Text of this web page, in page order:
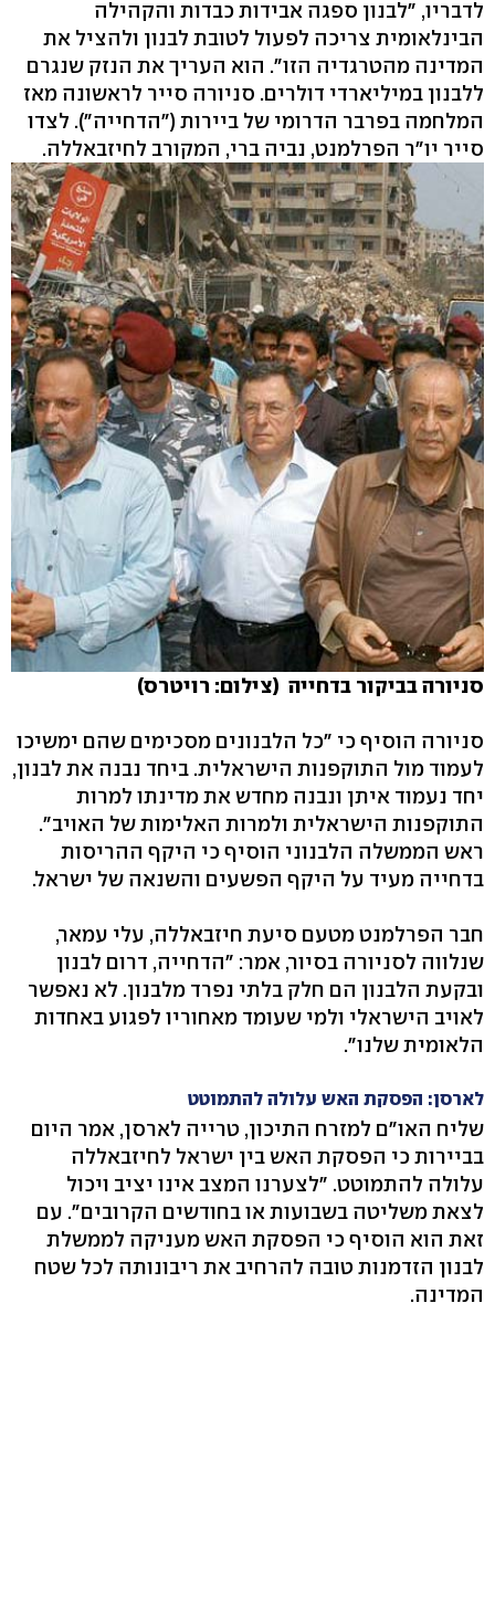
לדבריו, "לבנון ספגה אבידות כבדות והקהילה
הבינלאומית צריכה לפעול לטובת לבנון ולהציל את
המדינה מהטרגדיה הזו". הוא העריך את הנזק שנגרם
ללבנון במיליארדי דולרים. סניורה סייר לראשונה מאז
המלחמה בפרבר הדרומי של ביירות ("הדחייה"). לצדו
סייר יו"ר הפרלמנט, נביה ברי, המקורב לחיזבאללה.
סניורה בביקור בדחייה (צילום: רויטרס)
סניורה הוסיף כי "כל הלבנונים מסכימים שהם ימשיכו
לעמוד מול התוקפנות הישראלית. ביחד נבנה את לבנון,
יחד נעמוד איתן ונבנה מחדש את מדינתו למרות
התוקפנות הישראלית ולמרות האלימות של האויב".
ראש הממשלה הלבנוני הוסיף כי היקף ההריסות
בדחייה מעיד על היקף הפשעים והשנאה של ישראל.
חבר הפרלמנט מטעם סיעת חיזבאללה, עלי עמאר,
שנלווה לסניורה בסיור, אמר: "הדחייה, דרום לבנון
ובקעת הלבנון הם חלק בלתי נפרד מלבנון. לא נאפשר
לאויב הישראלי ולמי שעומד מאחוריו לפגוע באחדות
הלאומית שלנו".
לארסן: הפסקת האש עלולה להתמוטט
שליח האו"ם למזרח התיכון, טרייה לארסן, אמר היום
בביירות כי הפסקת האש בין ישראל לחיזבאללה
עלולה להתמוטט. "לצערנו המצב אינו יציב ויכול
לצאת משליטה בשבועות או בחודשים הקרובים". עם
זאת הוא הוסיף כי הפסקת האש מעניקה לממשלת
לבנון הזדמנות טובה להרחיב את ריבונותה לכל שטח
המדינה.